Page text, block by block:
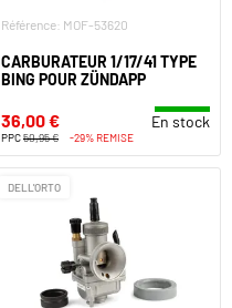
Référence: MOF-53620
CARBURATEUR 1/17/41 TYPE
BING POUR ZÜNDAPP
36,00 € En stock
PPC50,95 € -29% REMISE
DELL'ORTO